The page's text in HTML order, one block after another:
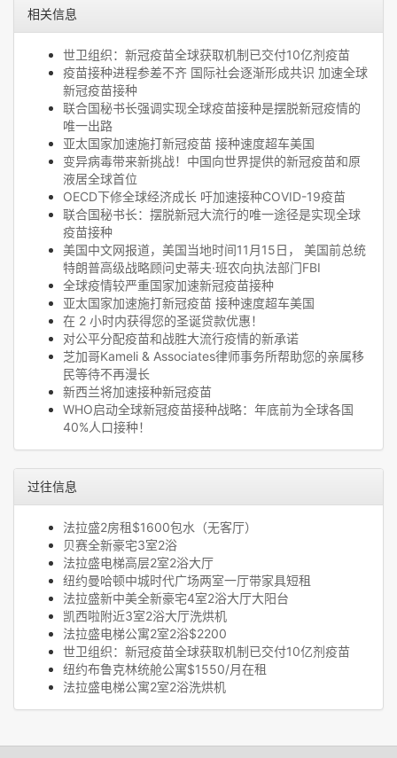
相关信息
世卫组织：新冠疫苗全球获取机制已交付10亿剂疫苗
疫苗接种进程参差不齐 国际社会逐渐形成共识 加速全球
新冠疫苗接种
联合国秘书长强调实现全球疫苗接种是摆脱新冠疫情的
唯一出路
亚太国家加速施打新冠疫苗 接种速度超车美国
变异病毒带来新挑战！中国向世界提供的新冠疫苗和原
液居全球首位
OECD下修全球经济成长 吁加速接种COVID-19疫苗
联合国秘书长：摆脱新冠大流行的唯一途径是实现全球
疫苗接种
美国中文网报道，美国当地时间11月15日， 美国前总统
特朗普高级战略顾问史蒂夫·班农向执法部门FBI
全球疫情较严重国家加速新冠疫苗接种
亚太国家加速施打新冠疫苗 接种速度超车美国
在 2 小时内获得您的圣诞贷款优惠！
对公平分配疫苗和战胜大流行疫情的新承诺
芝加哥Kameli & Associates律师事务所帮助您的亲属移
民等待不再漫长
新西兰将加速接种新冠疫苗
WHO启动全球新冠疫苗接种战略：年底前为全球各国
40%人口接种！
过往信息
法拉盛2房租$1600包水（无客厅）
贝赛全新豪宅3室2浴
法拉盛电梯高层2室2浴大厅
纽约曼哈顿中城时代广场两室一厅带家具短租
法拉盛新中美全新豪宅4室2浴大厅大阳台
凯西啦附近3室2浴大厅洗烘机
法拉盛电梯公寓2室2浴$2200
世卫组织：新冠疫苗全球获取机制已交付10亿剂疫苗
纽约布鲁克林统舱公寓$1550/月在租
法拉盛电梯公寓2室2浴洗烘机